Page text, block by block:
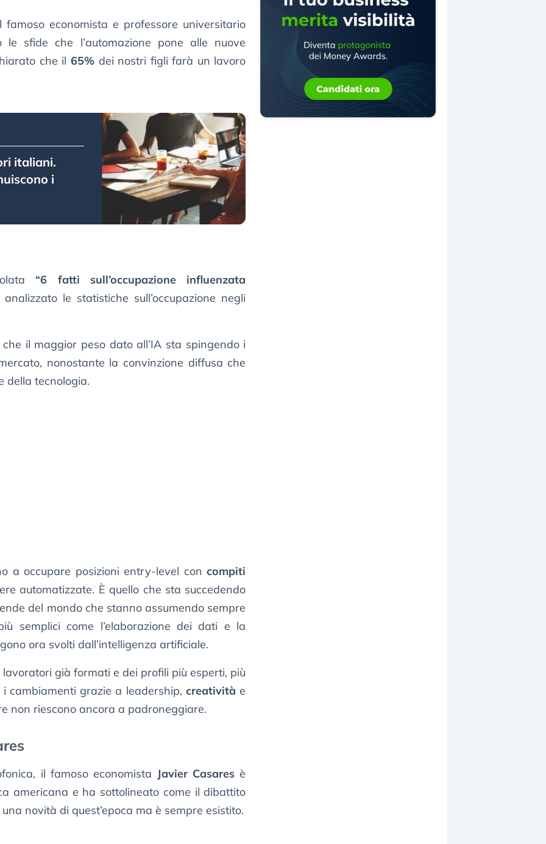
economista e professore universitario
le sfide che l’automazione pone alle nuove
che il 65%dei nostri figli farà un lavoro
italiani.
i
“6 fatti sull’occupazione influenzata
le statistiche sull’occupazione negli
il maggior peso dato all’IA sta spingendo i
nonostante la convinzione diffusa che
della tecnologia.
a occupare posizioni entry-level concompiti
automatizzate. È quello che sta succedendo
del mondo che stanno assumendo sempre
semplici come l’elaborazione dei dati e la
ora svolti dall’intelligenza artificiale.
già formati e dei profili più esperti, più
cambiamenti grazie a leadership,creatività e
non riescono ancora a padroneggiare.
il famoso economista Javier Casares è
americana e ha sottolineato come il dibattito
novità di quest’epoca ma è sempre esistito.